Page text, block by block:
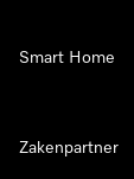
Smart Home
Zakenpartner